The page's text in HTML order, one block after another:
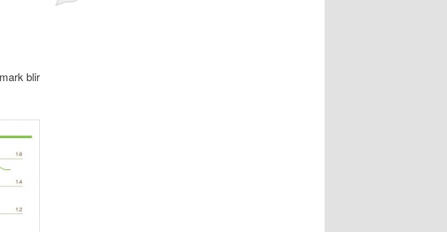
blir